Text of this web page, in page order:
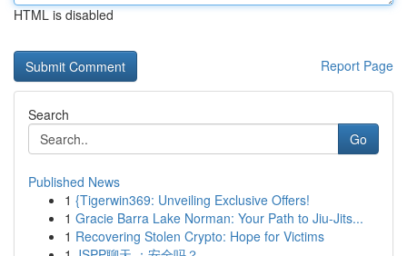
HTML is disabled
Report Page
Search
Go
Published News
1 {Tigerwin369: Unveiling Exclusive Offers!
1 Gracie Barra Lake Norman: Your Path to Jiu-Jits...
1 Recovering Stolen Crypto: Hope for Victims